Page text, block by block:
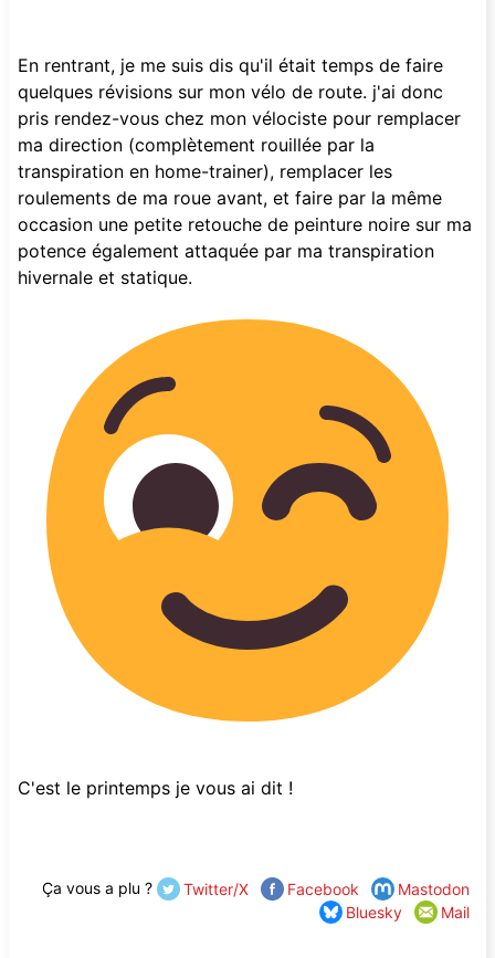
En rentrant, je me suis dis qu'il était temps de faire
quelques révisions sur mon vélo de route. j'ai donc
pris rendez-vous chez mon vélociste pour remplacer
ma direction (complètement rouillée par la
transpiration en home-trainer), remplacer les
roulements de ma roue avant, et faire par la même
occasion une petite retouche de peinture noire sur ma
potence également attaquée par ma transpiration
hivernale et statique.
C'est le printemps je vous ai dit !
Ça vous a plu ? Twitter/X Facebook
Mastodon
Bluesky
Mail